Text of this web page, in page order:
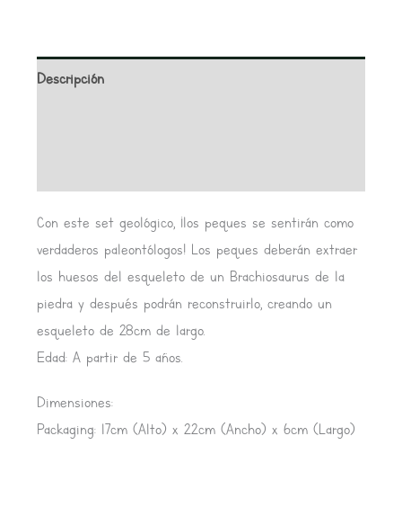
Descripción
Con este set geológico, ¡los peques se sentirán como
verdaderos paleontólogos! Los peques deberán extraer
los huesos del esqueleto de un Brachiosaurus de la
piedra y después podrán reconstruirlo, creando un
esqueleto de 28cm de largo.
Edad: A partir de 5 años.
Dimensiones:
Packaging: 17cm (Alto) x 22cm (Ancho) x 6cm (Largo)